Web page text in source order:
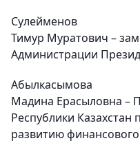
Сулейменов
Тимур Муратович –
Администрации
Абылкасымова
Мадина Ерасыловна –
Республики
развитию